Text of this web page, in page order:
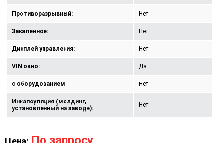
Противоразрывный: Нет
Закаленное: Нет
Дисплей управления: Нет
VIN окно: Да
с оборудованием: Нет
Инкапсуляция (молдинг,
установленный на заводе):
Нет
Цена: По запросу